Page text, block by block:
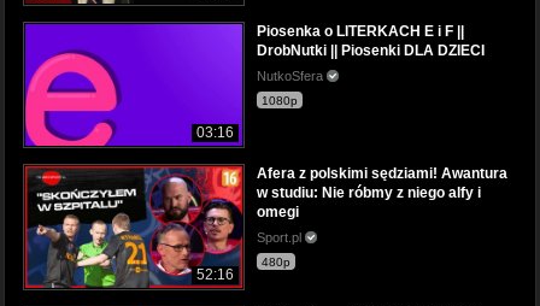
03:16
Piosenka o LITERKACH E i F ||
DrobNutki || Piosenki DLA DZIECI
NutkoSfera
1080p
52:16
Afera z polskimi sędziami! Awantura
w studiu: Nie róbmy z niego alfy i
omegi
Sport.pl
480p